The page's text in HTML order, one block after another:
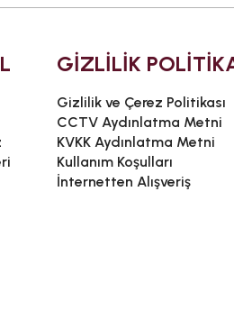
GİZLİLİK
Gizlilik ve Çerez Politikası
CCTV Aydınlatma Metni
KVKK Aydınlatma Metni
Kullanım Koşulları
İnternetten Alışveriş